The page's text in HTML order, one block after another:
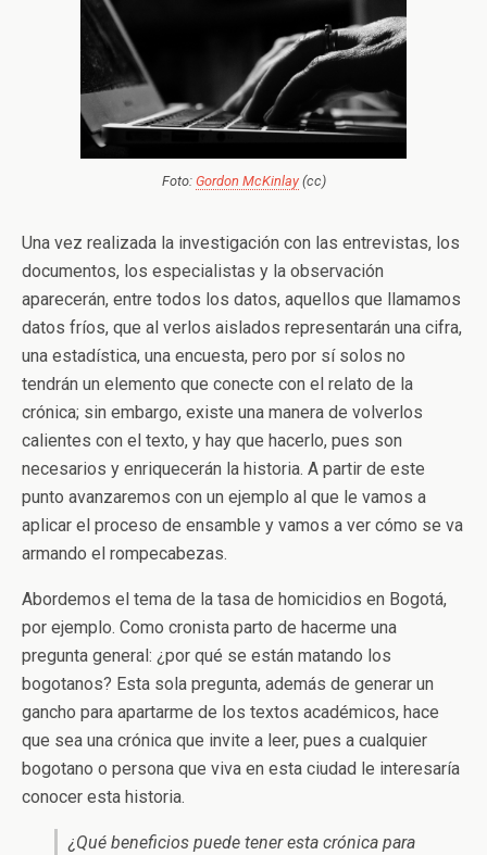
Foto: Gordon McKinlay(cc)
Una vez realizada la investigación con las entrevistas, los
documentos, los especialistas y la observación
aparecerán, entre todos los datos, aquellos que llamamos
datos fríos, que al verlos aislados representarán una cifra,
una estadística, una encuesta, pero por sí solos no
tendrán un elemento que conecte con el relato de la
crónica; sin embargo, existe una manera de volverlos
calientes con el texto, y hay que hacerlo, pues son
necesarios y enriquecerán la historia. A partir de este
punto avanzaremos con un ejemplo al que le vamos a
aplicar el proceso de ensamble y vamos a ver cómo se va
armando el rompecabezas.
Abordemos el tema de la tasa de homicidios en Bogotá,
por ejemplo. Como cronista parto de hacerme una
pregunta general: ¿por qué se están matando los
bogotanos? Esta sola pregunta, además de generar un
gancho para apartarme de los textos académicos, hace
que sea una crónica que invite a leer, pues a cualquier
bogotano o persona que viva en esta ciudad le interesaría
conocer esta historia.
¿Qué beneficios puede tener esta crónica para